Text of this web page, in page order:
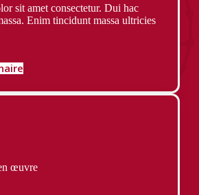
sit amet consectetur. Dui hac
Enim tincidunt massa ultricies
œuvre